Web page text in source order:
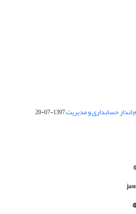
حسابداری و مدیریت1397-07-20